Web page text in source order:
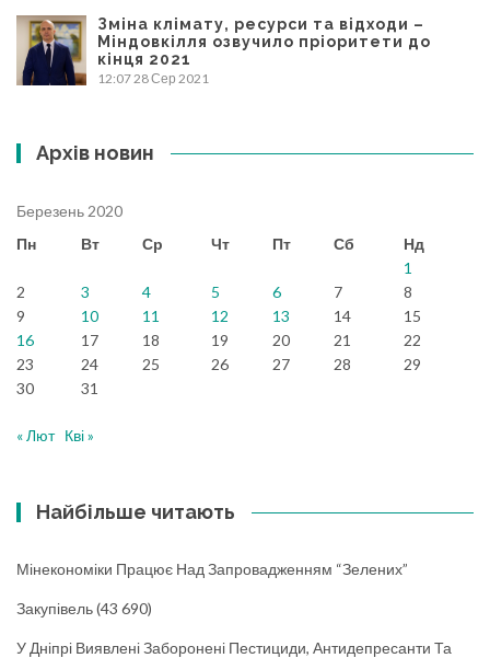
Зміна клімату, ресурси та відходи –
Міндовкілля озвучило пріоритети до
кінця 2021
12:0728 Сер 2021
Архів новин
Березень 2020
Пн
Вт Ср Чт Пт Сб
Нд
1
2
3 4 5 6 7
8
9
10 11 12 13 14
15
16
17 18 19 20 21
22
23
24 25 26 27 28
29
30
31
« Лют Кві »
Найбільше читають
Мінекономіки Працює Над Запровадженням “зелених”
Закупівель(43 690)
У Дніпрі Виявлені Заборонені Пестициди, Антидепресанти Та